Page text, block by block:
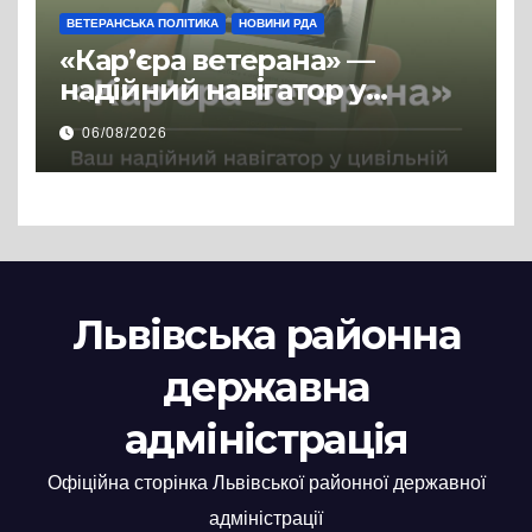
ВЕТЕРАНСЬКА ПОЛІТИКА НОВИНИ РДА
«Кар’єра ветерана» —
надійний навігатор у
цивільній професії
06/08/2026
Львівська районна
державна
адміністрація
Офіційна сторінка Львівської районної державної
адміністрації